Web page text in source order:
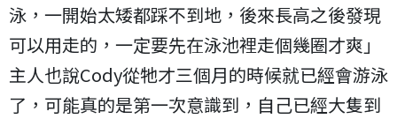
泳，一開始太矮都踩不到地，後來長高之後發現
可以用走的，一定要先在泳池裡走個幾圈才爽」
主人也說Cody從牠才三個月的時候就已經會游泳
了，可能真的是第一次意識到，自己已經大隻到